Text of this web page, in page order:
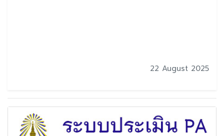
22 August 2025